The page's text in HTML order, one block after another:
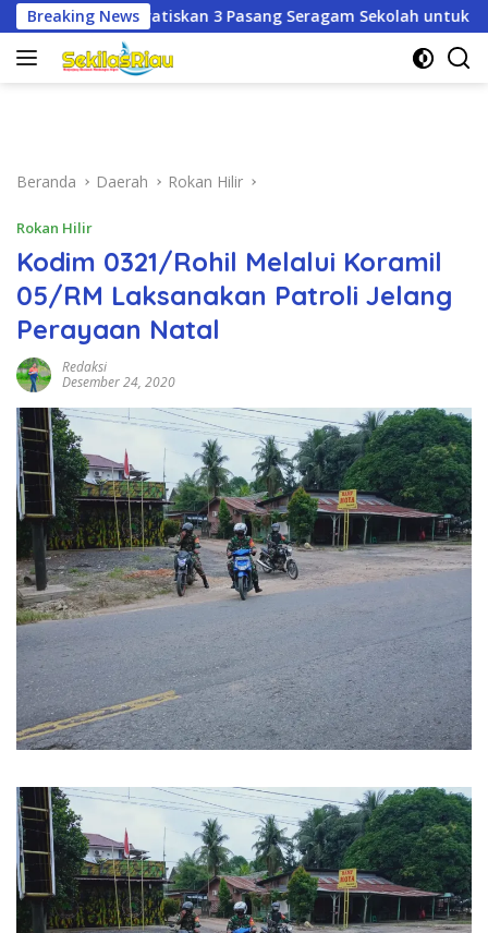
Langsung
ke
konten
Breaking News
Seragam Sekolah untuk Murid Baru SD dan SMP Negeri
Beranda Daerah Rokan Hilir
Rokan Hilir
Kodim 0321/Rohil Melalui Koramil
05/RM Laksanakan Patroli Jelang
Perayaan Natal
Redaksi
Desember 24, 2020